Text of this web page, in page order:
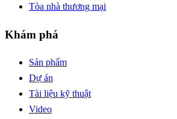
Tòa nhà thương mại
Khám phá
Sản phẩm
Dự án
Tài liệu kỹ thuật
Video